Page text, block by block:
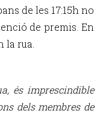
de les 17:15h no
de premis. En
la rua.
és imprescindible
dels membres de